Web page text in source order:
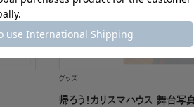
グッズ
帰ろう！カリスマハウス 舞台写